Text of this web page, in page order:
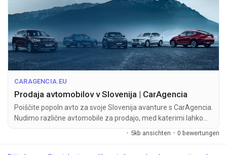
prodajo/slovenija
CARAGENCIA.EU
Prodaja avtomobilov v Slovenija | CarAgencia
Poiščite popoln avto za svoje Slovenija avanture s CarAgencia.
Nudimo različne avtomobile za prodajo, med katerimi lahko
izbirate, vse po konkurenčnih cenah.
· 5kb ansichten · 0 bewertungen